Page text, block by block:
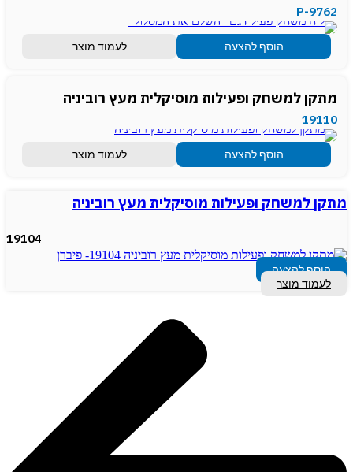
P-9762
הוסף להצעה לעמוד מוצר
מתקן למשחק ופעילות מוסיקלית מעץ רוביניה
19110
הוסף להצעה לעמוד מוצר
מתקן למשחק ופעילות מוסיקלית מעץ רוביניה
19104
הוסף להצעה
לעמוד מוצר